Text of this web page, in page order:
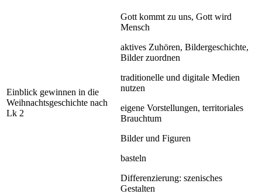
Einblick gewinnen in die
Weihnachtsgeschichte nach
Lk 2
Gott kommt zu uns, Gott wird
Mensch
aktives Zuhören, Bildergeschichte,
Bilder zuordnen
traditionelle und digitale Medien
nutzen
eigene Vorstellungen, territoriales
Brauchtum
Bilder und Figuren
basteln
Differenzierung: szenisches
Gestalten